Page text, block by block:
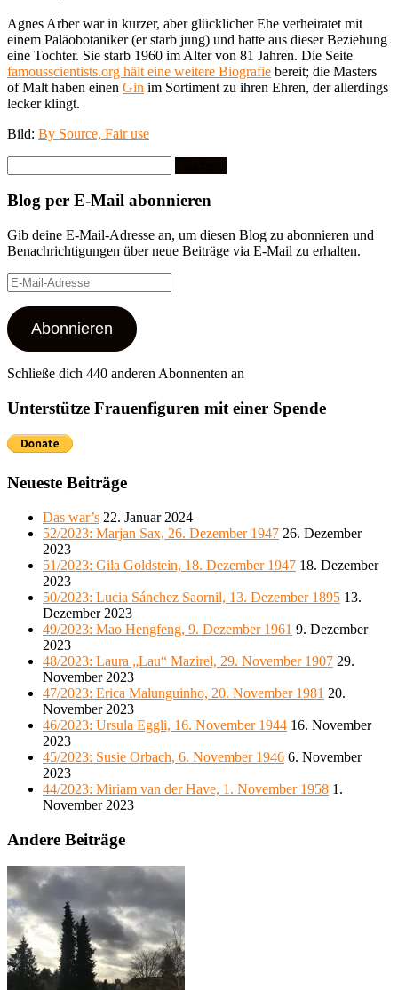
Agnes Arber war in kurzer, aber glücklicher Ehe verheiratet mit
einem Paläobotaniker (er starb jung) und hatte aus dieser Beziehung
eine Tochter. Sie starb 1960 im Alter von 81 Jahren. Die Seite
famousscientists.org hält eine weitere Biografie bereit; die Masters
of Malt haben einen Gin im Sortiment zu ihren Ehren, der allerdings
lecker klingt.
Bild: By Source, Fair use
nach:
Blog per E-Mail abonnieren
Gib deine E-Mail-Adresse an, um diesen Blog zu abonnieren und
Benachrichtigungen über neue Beiträge via E-Mail zu erhalten.
E-
Mail-
Adresse
Abonnieren
Schließe dich 440 anderen Abonnenten an
Unterstütze Frauenfiguren mit einer Spende
Neueste Beiträge
Das war’s 22. Januar 2024
52/2023: Marjan Sax, 26. Dezember 1947 26. Dezember
2023
51/2023: Gila Goldstein, 18. Dezember 1947 18. Dezember
2023
50/2023: Lucia Sánchez Saornil, 13. Dezember 1895 13.
Dezember 2023
49/2023: Mao Hengfeng, 9. Dezember 1961 9. Dezember
2023
48/2023: Laura „Lau“ Mazirel, 29. November 1907 29.
November 2023
47/2023: Erica Malunguinho, 20. November 1981 20.
November 2023
46/2023: Ursula Eggli, 16. November 1944 16. November
2023
45/2023: Susie Orbach, 6. November 1946 6. November
2023
44/2023: Miriam van der Have, 1. November 1958 1.
November 2023
Andere Beiträge